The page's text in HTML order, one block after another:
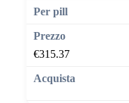
€315.37